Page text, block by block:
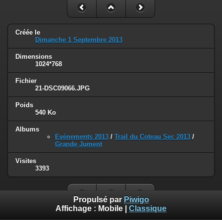
Créée le
Dimanche 1 Septembre 2013
Dimensions
1024*768
Fichier
21-DSC09066.JPG
Poids
540 Ko
Albums
Evénements 2013 / Trail du Coteau Sec 2013 /
Grande Jument
Visites
3393
Propulsé par Piwigo
Affichage : Mobile Classique